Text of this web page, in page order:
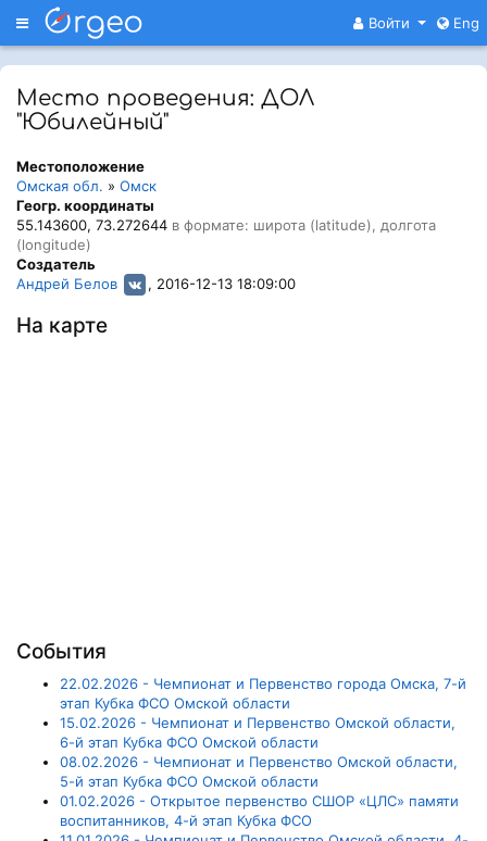
Меню Войти Eng
Место проведения: ДОЛ
"Юбилейный"
Местоположение
Омская обл. » Омск
Геогр. координаты
55.143600, 73.272644 в формате: широта (latitude), долгота
(longitude)
Создатель
Андрей Белов
, 2016-12-13 18:09:00
На карте
События
22.02.2026 - Чемпионат и Первенство города Омска, 7-й
этап Кубка ФСО Омской области
15.02.2026 - Чемпионат и Первенство Омской области,
6-й этап Кубка ФСО Омской области
08.02.2026 - Чемпионат и Первенство Омской области,
5-й этап Кубка ФСО Омской области
01.02.2026 - Открытое первенство СШОР «ЦЛС» памяти
воспитанников, 4-й этап Кубка ФСО